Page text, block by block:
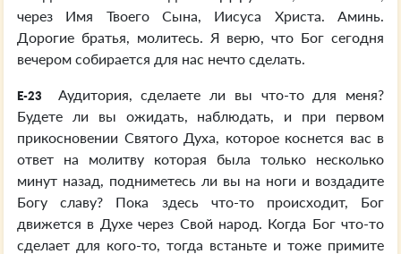
через Имя Твоего Сына, Иисуса Христа. Аминь.
Дорогие братья, молитесь. Я верю, что Бог сегодня
вечером собирается для нас нечто сделать.
E-23
Аудитория, сделаете ли вы что-то для меня?
Будете ли вы ожидать, наблюдать, и при первом
прикосновении Святого Духа, которое коснется вас в
ответ на молитву которая была только несколько
минут назад, подниметесь ли вы на ноги и воздадите
Богу славу? Пока здесь что-то происходит, Бог
движется в Духе через Свой народ. Когда Бог что-то
сделает для кого-то, тогда встаньте и тоже примите